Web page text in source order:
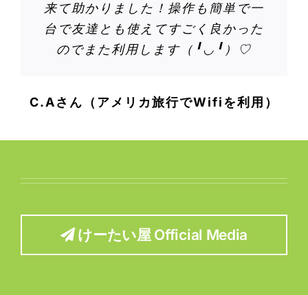
来て助かりました！操作も簡単で一
台で友達とも使えてすごく良かった
のでまた利用します（╹◡╹）♡
C.Aさん（アメリカ旅行でWifiを利用）
けーたい屋 Official Media